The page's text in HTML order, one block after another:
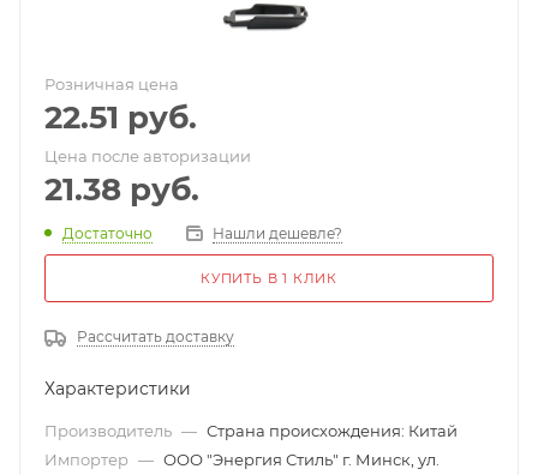
Розничная цена
22.51 руб.
Цена после авторизации
21.38 руб.
Достаточно Нашли дешевле?
КУПИТЬ В 1 КЛИК
Рассчитать доставку
Характеристики
Производитель — Страна происхождения: Китай
Импортер — ООО "Энергия Стиль" г. Минск, ул.